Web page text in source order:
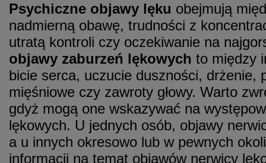
Psychiczne objawy lęku obejmują
nadmierną obawę, trudności z
utratą kontroli czy oczekiwanie na
objawy zaburzeń lękowych to między
bicie serca, uczucie duszności, drżenie,
mięśniowe czy zawroty głowy. Warto
gdyż mogą one wskazywać na
lękowych. U jednych osób, objawy
a u innych okresowo lub w pewnych
informacji na temat objawów nerwicy